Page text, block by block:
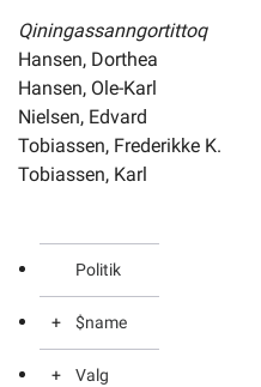
Politik
$name
Afstemningssteder
Valg
Qiningassanngortittoq
Hansen, Dorthea
Hansen, Ole-Karl
Nielsen, Edvard
Tobiassen, Frederikke K.
Tobiassen, Karl